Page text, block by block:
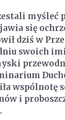
myśleć
się
dziś w
swoich
wspólnotę
i